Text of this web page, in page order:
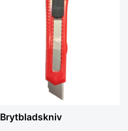
Brytbladskniv